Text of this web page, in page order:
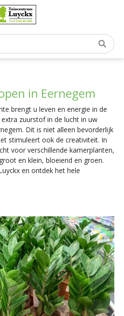
in Eernegem
brengt u leven en energie in de
zuurstof in de lucht in uw
Dit is niet alleen bevorderlijk
stimuleert ook de creativiteit. In
voor verschillende kamerplanten,
en klein, bloeiend en groen.
en ontdek het hele